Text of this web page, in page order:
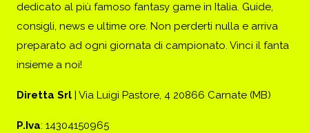
dedicato al più famoso fantasy game in Italia. Guide,
consigli, news e ultime ore. Non perderti nulla e arriva
preparato ad ogni giornata di campionato. Vinci il fanta
insieme a noi!
Diretta Srl | Via Luigi Pastore, 4 20866 Carnate (MB)
P.Iva: 14304150965